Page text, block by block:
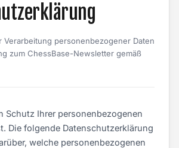
Verarbeitung personenbezogener Daten
zum ChessBase-Newsletter gemäß
Schutz Ihrer personenbezogenen
Die folgende Datenschutzerklärung
welche personenbezogenen